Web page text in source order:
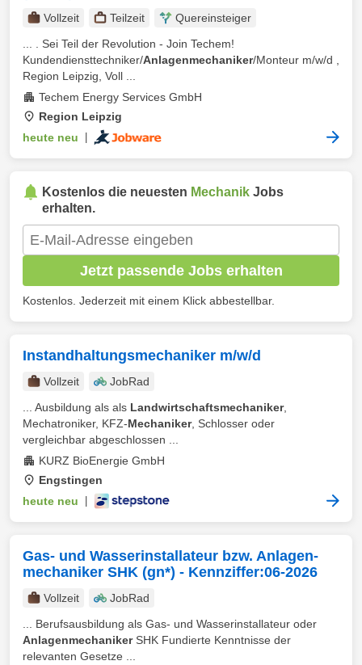
Vollzeit Teilzeit
Quereinsteiger
... . Sei Teil der Revolution - Join Techem!
Kundendiensttechniker/Anlagenmechaniker/Monteur m/w/d ,
Region Leipzig, Voll ...
Techem Energy Services GmbH
Region Leipzig
heute neu
Kostenlos die neuesten Mechanik Jobs
erhalten.
Jetzt passende Jobs erhalten
Kostenlos. Jederzeit mit einem Klick abbestellbar.
Instandhaltungsmechaniker m/w/d
Vollzeit
JobRad
... Ausbildung als als Landwirtschaftsmechaniker,
Mechatroniker, KFZ-Mechaniker, Schlosser oder
vergleichbar abgeschlossen ...
KURZ BioEnergie GmbH
Engstingen
heute neu
Gas- und Wasserinstallateur bzw. Anlagen-
mechaniker SHK (gn*) - Kennziffer:06-2026
Vollzeit
JobRad
... Berufsausbildung als Gas- und Wasserinstallateur oder
AnlagenmechanikerSHK Fundierte Kenntnisse der
relevanten Gesetze ...